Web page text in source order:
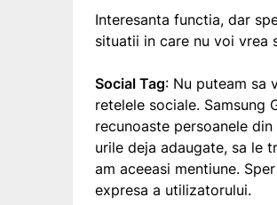
Interesanta functia, dar
situatii in care nu voi vrea
Social Tag: Nu puteam sa
retelele sociale. Samsung
recunoaste persoanele
urile deja adaugate, sa le
am aceeasi mentiune.
expresa a utilizatorului.